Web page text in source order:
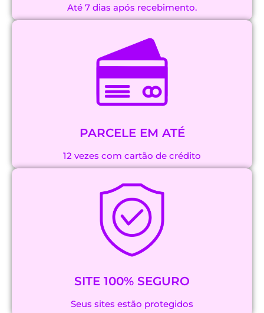
Até 7 dias após recebimento.
PARCELE EM ATÉ
12 vezes com cartão de crédito
SITE 100% SEGURO
Seus sites estão protegidos